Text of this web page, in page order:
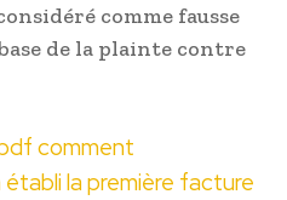
comme fausse
de la plainte contre
comment
la première facture